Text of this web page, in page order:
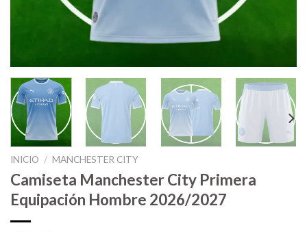
INICIO / MANCHESTER CITY
Camiseta Manchester City Primera
Equipación Hombre 2026/2027